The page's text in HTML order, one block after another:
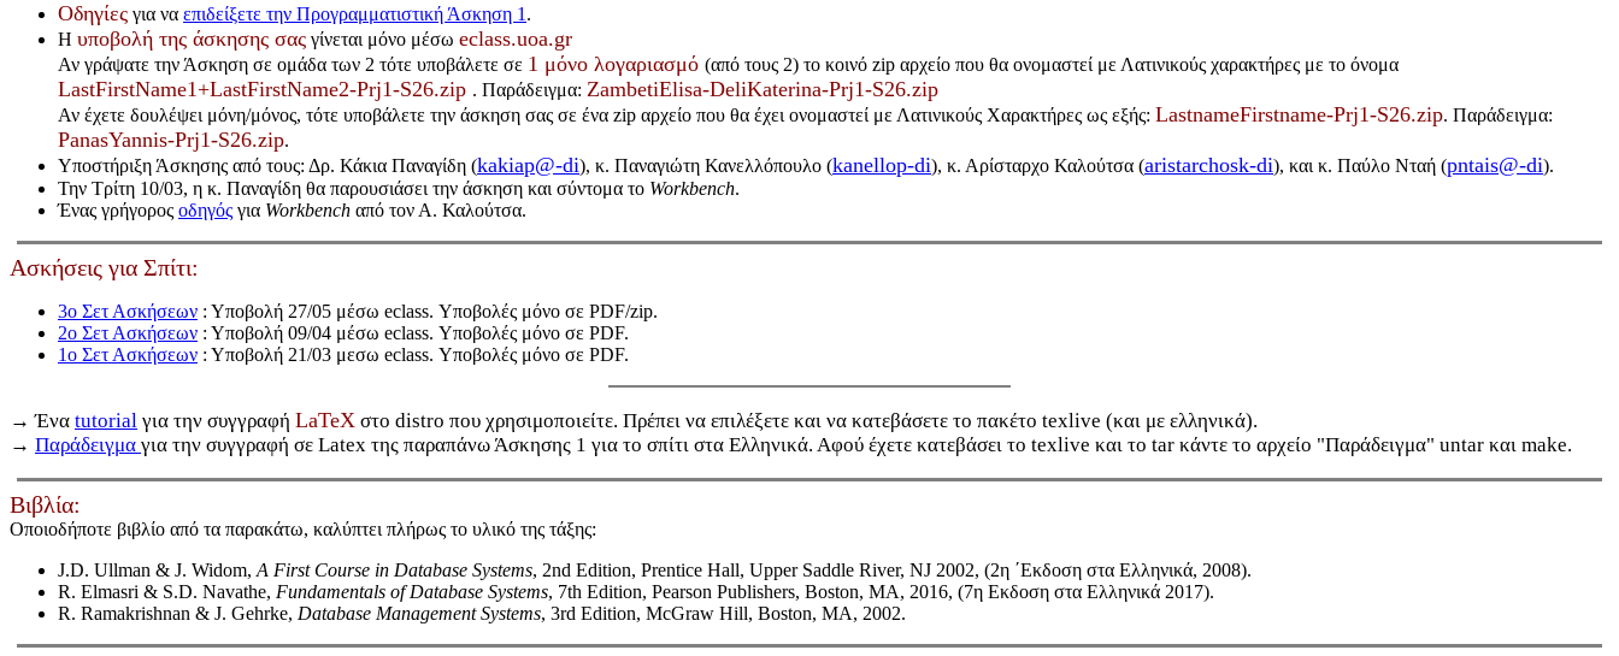
Οδηγίες για να επιδείξετε την Προγραμματιστική Άσκηση 1 .
Η υποβολή της άσκησης σας γίνεται μόνο μέσω eclass.uoa.gr
Αν γράψατε την Άσκηση σε ομάδα των 2 τότε υποβάλετε σε 1 μόνο λογαριασμό (από τους 2) το κοινό zip αρχείο που θα ονομαστεί με Λατινικούς χαρακτήρες με το όνομα
LastFirstName1+LastFirstName2-Prj1-S26.zip . Παράδειγμα: ZambetiElisa-DeliKaterina-Prj1-S26.zip
Αν έχετε δουλέψει μόνη/μόνος, τότε υποβάλετε την άσκηση σας σε ένα zip αρχείο που θα έχει ονομαστεί με Λατινικούς Χαρακτήρες ως εξής: LastnameFirstname-Prj1-S26.zip. Παράδειγμα:
PanasYannis-Prj1-S26.zip.
Υποστήριξη Άσκησης από τους: Δρ. Κάκια Παναγίδη (kakiap@-di), κ. Παναγιώτη Κανελλόπουλο (kanellop-di), κ. Αρίσταρχο Καλούτσα (aristarchosk-di), και κ. Παύλο Νταή (pntais@-di).
Την Τρίτη 10/03, η κ. Παναγίδη θα παρουσιάσει την άσκηση και σύντομα το Workbench.
Ένας γρήγορος οδηγός για Workbench από τον Α. Καλούτσα.
Ασκήσεις για Σπίτι:
3ο Σετ Ασκήσεων : Υποβολή 27/05 μέσω eclass. Υποβολές μόνο σε PDF/zip.
2ο Σετ Ασκήσεων : Υποβολή 09/04 μέσω eclass. Υποβολές μόνο σε PDF.
1ο Σετ Ασκήσεων : Υποβολή 21/03 μεσω eclass. Υποβολές μόνο σε PDF.
→ Ένα tutorial για την συγγραφή LaTeX στο distro που χρησιμοποιείτε. Πρέπει να επιλέξετε και να κατεβάσετε το πακέτο texlive (και με ελληνικά).
→ Παράδειγμα για την συγγραφή σε Latex της παραπάνω Άσκησης 1 για το σπίτι στα Ελληνικά. Αφού έχετε κατεβάσει το texlive και το tar κάντε το αρχείο "Παράδειγμα" untar και make.
Βιβλία:
Οποιοδήποτε βιβλίο από τα παρακάτω, καλύπτει πλήρως το υλικό της τάξης:
J.D. Ullman & J. Widom, A First Course in Database Systems, 2nd Edition, Prentice Hall, Upper Saddle River, NJ 2002, (2η ΄Εκδοση στα Ελληνικά, 2008).
R. Elmasri & S.D. Navathe, Fundamentals of Database Systems, 7th Edition, Pearson Publishers, Boston, MA, 2016, (7η Eκδοση στα Ελληνικά 2017).
R. Ramakrishnan & J. Gehrke, Database Management Systems, 3rd Edition, McGraw Hill, Boston, MA, 2002.